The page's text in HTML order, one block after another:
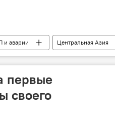
и аварии Центральная Азия
первые
своего